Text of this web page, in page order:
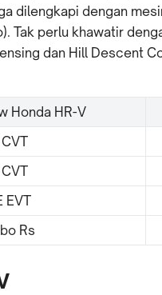
dilengkapi dengan
Tak perlu khawatir
dan Hill Descent
Honda HR-V
CVT
EVT
Rs